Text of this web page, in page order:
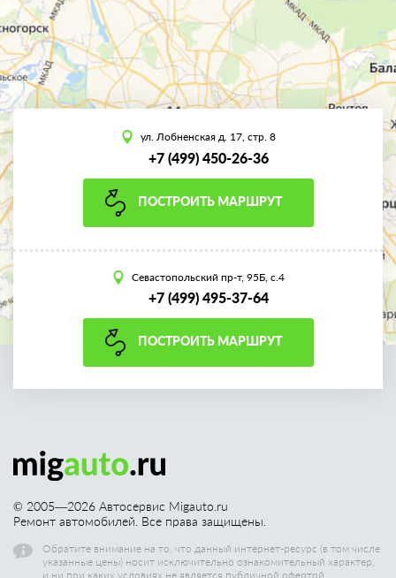
ул. Лобненская д. 17, стр. 8
+7 (499) 450-26-36
ПОСТРОИТЬ МАРШРУТ
Севастопольский пр-т, 95Б, с.4
+7 (499) 495-37-64
ПОСТРОИТЬ МАРШРУТ
© 2005—2026 Автосервис Migauto.ru
Ремонт автомобилей. Все права защищены.
Обратите внимание на то, что данный интернет-ресурс (в том числе
указанные цены) носит исключительно ознакомительный характер,
и ни при каких условиях не является публичной офертой.